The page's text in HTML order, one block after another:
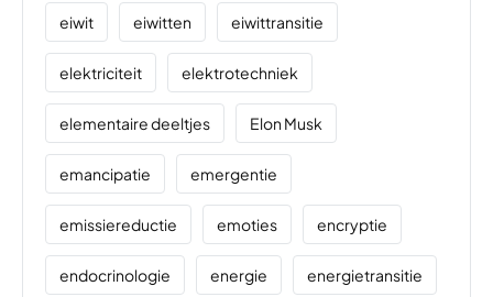
eiwit eiwitten eiwittransitie
elektriciteit elektrotechniek
elementaire deeltjes Elon Musk
emancipatie emergentie
emissiereductie emoties encryptie
endocrinologie energie energietransitie